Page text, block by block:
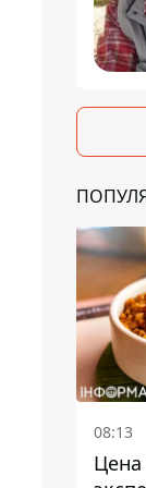
08:13
Цена